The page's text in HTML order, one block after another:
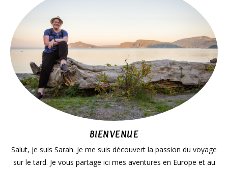
BIENVENUE
Salut, je suis Sarah. Je me suis découvert la passion du voyage
sur le tard. Je vous partage ici mes aventures en Europe et au